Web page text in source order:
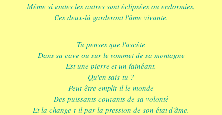
Même si toutes les autres sont éclipsées ou endormies,
Ces deux-là garderont l'âme vivante.
Tu penses que l'ascète
Dans sa cave ou sur le sommet de sa montagne
Est une pierre et un fainéant.
Qu'en sais-tu ?
Peut-être emplit-il le monde
Des puissants courants de sa volonté
Et la change-t-il par la pression de son état d'âme.